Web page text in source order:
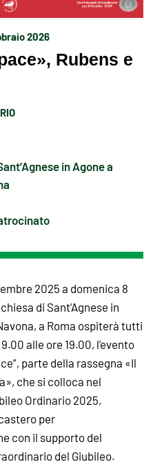
2026
Rubens e
in Agone a
2025 a domenica 8
di Sant’Agnese in
a Roma ospiterà tutti
alle ore 19.00, l’evento
parte della rassegna «Il
che si colloca nel
Ordinario 2025,
per
con il supporto del
del Giubileo.